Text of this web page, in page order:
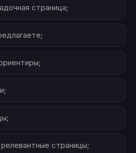
страница;
страницы;